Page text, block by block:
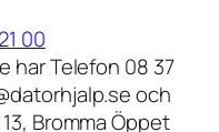
00
har Telefon 08 37
och
Bromma Öppet